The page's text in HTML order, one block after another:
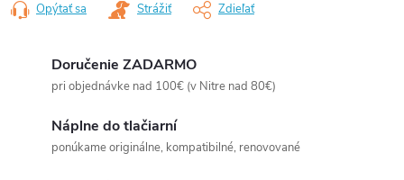
Opýtať sa Strážiť Zdieľať
Doručenie ZADARMO
pri objednávke nad 100€ (v Nitre nad 80€)
Náplne do tlačiarní
ponúkame originálne, kompatibilné, renovované